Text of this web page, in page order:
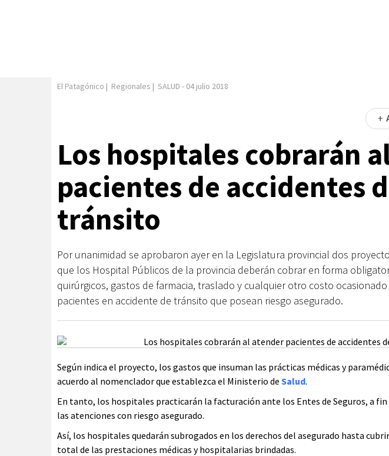
El Patagónico | Regionales | SALUD - 04 julio 2018
+
Los hospitales cobrarán
pacientes de accidentes
tránsito
Por unanimidad se aprobaron ayer en la Legislatura provincial dos
que los Hospital Públicos de la provincia deberán cobrar en forma
quirúrgicos, gastos de farmacia, traslado y cualquier otro costo
pacientes en accidente de tránsito que posean riesgo asegurado.
Según indica el proyecto, los gastos que insuman las prácticas médicas y
acuerdo al nomenclador que establezca el Ministerio de Salud.
En tanto, los hospitales practicarán la facturación ante los Entes de Seguros, a
las atenciones con riesgo asegurado.
Así, los hospitales quedarán subrogados en los derechos del asegurado hasta
total de las prestaciones médicas y hospitalarias brindadas.